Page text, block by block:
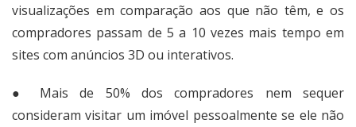
visualizações em comparação aos que não têm, e os
compradores passam de 5 a 10 vezes mais tempo em
sites com anúncios 3D ou interativos.
● Mais de 50% dos compradores nem sequer
consideram visitar um imóvel pessoalmente se ele não